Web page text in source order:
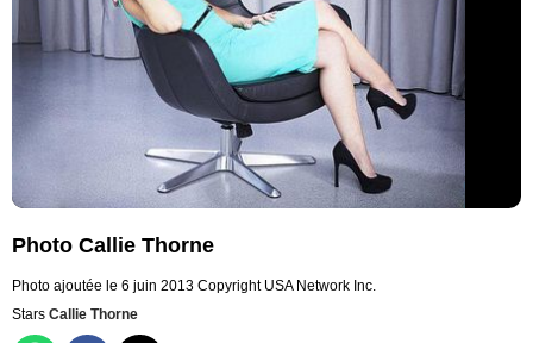
Photo Callie Thorne
Photo ajoutée le 6 juin 2013 Copyright USA Network Inc.
Stars Callie Thorne